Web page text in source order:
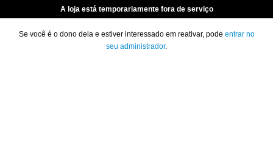
A loja está temporariamente fora de serviço
Se você é o dono dela e estiver interessado em reativar, pode entrar no
seu administrador.